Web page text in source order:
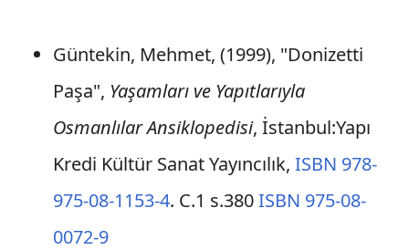
Güntekin, Mehmet, (1999), "Donizetti
Paşa", Yaşamları ve Yapıtlarıyla
Osmanlılar Ansiklopedisi, İstanbul:Yapı
Kredi Kültür Sanat Yayıncılık, ISBN 978-
975-08-1153-4. C.1 s.380ISBN 975-08-
0072-9